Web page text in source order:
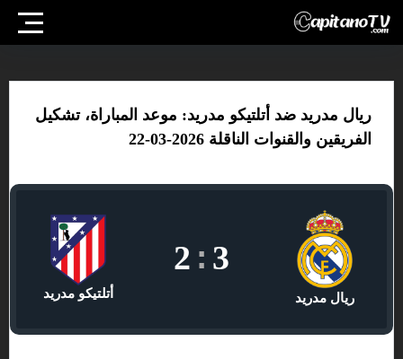
ريال مدريد ضد أتلتيكو مدريد: موعد المباراة، تشكيل
الفريقين والقنوات الناقلة 2026-03-22
ريال مدريد
3
:
2
أتلتيكو مدريد